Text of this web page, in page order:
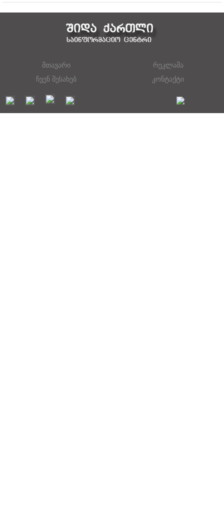
მთავარი
რეკლამა
ჩვენ შესახებ
კონტაქტი